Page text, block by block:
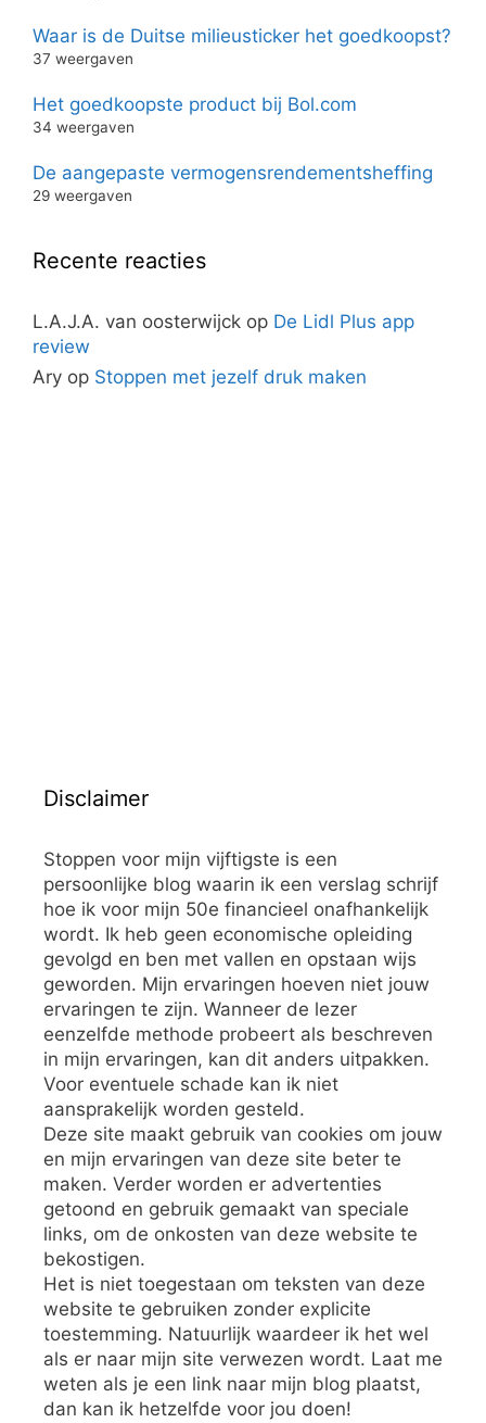
Waar is de Duitse milieusticker het goedkoopst?
37 weergaven
Het goedkoopste product bij Bol.com
34 weergaven
De aangepaste vermogensrendementsheffing
29 weergaven
Recente reacties
L.A.J.A. van oosterwijck op De Lidl Plus app
review
Ary op Stoppen met jezelf druk maken
Disclaimer
Stoppen voor mijn vijftigste is een
persoonlijke blog waarin ik een verslag schrijf
hoe ik voor mijn 50e financieel onafhankelijk
wordt. Ik heb geen economische opleiding
gevolgd en ben met vallen en opstaan wijs
geworden. Mijn ervaringen hoeven niet jouw
ervaringen te zijn. Wanneer de lezer
eenzelfde methode probeert als beschreven
in mijn ervaringen, kan dit anders uitpakken.
Voor eventuele schade kan ik niet
aansprakelijk worden gesteld.
Deze site maakt gebruik van cookies om jouw
en mijn ervaringen van deze site beter te
maken. Verder worden er advertenties
getoond en gebruik gemaakt van speciale
links, om de onkosten van deze website te
bekostigen.
Het is niet toegestaan om teksten van deze
website te gebruiken zonder explicite
toestemming. Natuurlijk waardeer ik het wel
als er naar mijn site verwezen wordt. Laat me
weten als je een link naar mijn blog plaatst,
dan kan ik hetzelfde voor jou doen!